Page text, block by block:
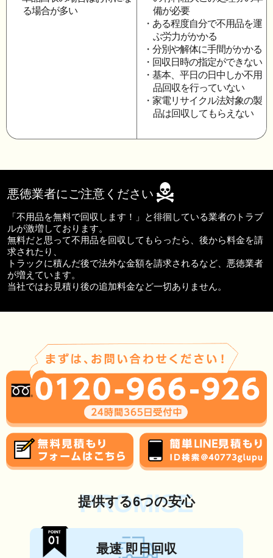
る場合が多い
備が必要
・ある程度自分で不用品を運
ぶ労力がかかる
・分別や解体に手間がかかる
・回収日時の指定ができない
・基本、平日の日中しか不用
品回収を行っていない
・家電リサイクル法対象の製
品は回収してもらえない
悪徳業者にご注意ください
「不用品を無料で回収します！」と徘徊している業者のトラブ
ルが激増しております。
無料だと思って不用品を回収してもらったら、後から料金を請
求されたり、
トラックに積んだ後で法外な金額を請求されるなど、悪徳業者
が増えています。
当社ではお見積り後の追加料金など一切ありません。
PROMISE
提供する6つの安心
最速 即日回収